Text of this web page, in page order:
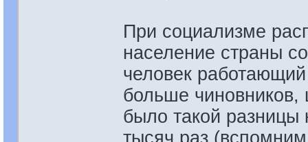
При социализме
население страны
человек
больше
было такой разницы
тысяч раз